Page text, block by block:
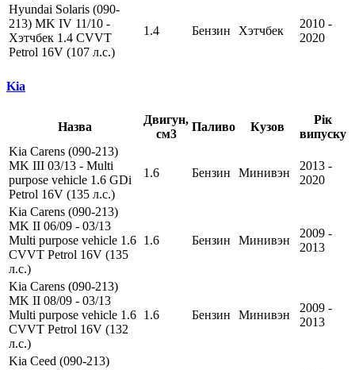
Hyundai Solaris (090-
213) MK IV 11/10 -
Хэтчбек 1.4 CVVT
Petrol 16V (107 л.с.)
1.4 Бензин Хэтчбек
2010 -
2020
Kia
Назва
Двигун,
см3
Паливо Кузов
Рік
випуску
Kia Carens (090-213)
MK III 03/13 - Multi
purpose vehicle 1.6 GDi
Petrol 16V (135 л.с.)
1.6 Бензин Минивэн
2013 -
2020
Kia Carens (090-213)
MK II 06/09 - 03/13
Multi purpose vehicle 1.6
CVVT Petrol 16V (135
л.с.)
1.6 Бензин Минивэн
2009 -
2013
Kia Carens (090-213)
MK II 08/09 - 03/13
Multi purpose vehicle 1.6
CVVT Petrol 16V (132
л.с.)
1.6 Бензин Минивэн
2009 -
2013
Kia Ceed (090-213)